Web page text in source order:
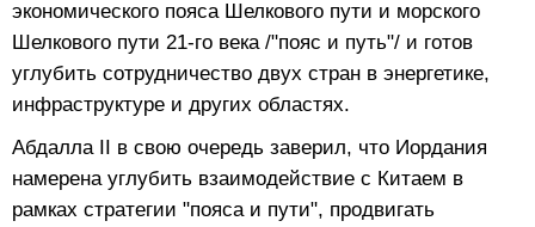
экономического пояса Шелкового пути и морского
Шелкового пути 21-го века /"пояс и путь"/ и готов
углубить сотрудничество двух стран в энергетике,
инфраструктуре и других областях.
Абдалла II в свою очередь заверил, что Иордания
намерена углубить взаимодействие с Китаем в
рамках стратегии "пояса и пути", продвигать